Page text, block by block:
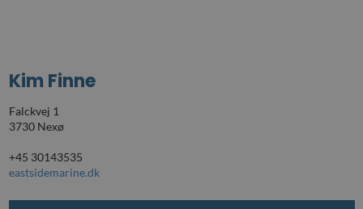
Kim Finne
Falckvej 1
3730 Nexø
+45 30143535
eastsidemarine.dk